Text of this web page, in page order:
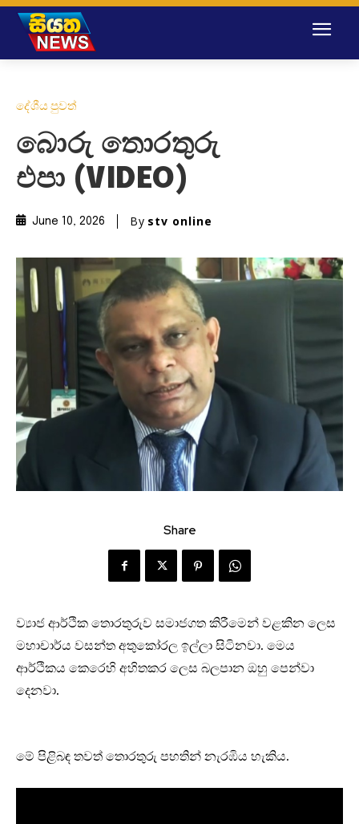
දේශීය පුවත්
බොරු තොරතුරු
එපා (VIDEO)
June 10, 2026 By stv online
Share
ව්‍යාජ ආර්ථික තොරතුරුව සමාජගත කිරීමෙන් වළකින ලෙස
මහාචාර්ය වසන්ත අතුකෝරල ඉල්ලා සිටිනවා. මෙය
ආර්ථිකය කෙරෙහි අහිතකර ලෙස බලපාන ඔහු පෙන්වා
දෙනවා.
මේ පිළිබඳ තවත් තොරතුරු පහතින් නැරඹිය හැකිය.